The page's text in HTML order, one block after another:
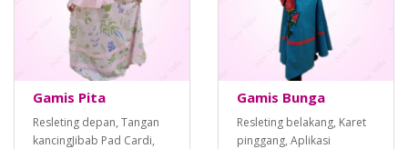
Gamis Pita
Resleting depan, Tangan
kancingJibab Pad Cardi,
Gamis Bunga
Resleting belakang, Karet
pinggang, Aplikasi